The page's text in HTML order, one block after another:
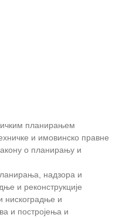
планирањем
и имовинско правне
о планирању и
надзора и
и реконструкције
нискоградње и
и постројења и